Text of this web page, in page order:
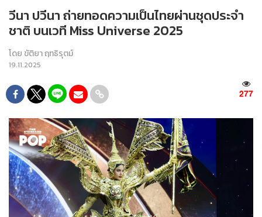
วีนา ปวีนา ถ่ายทอดความเป็นไทยผ่านชุดประจำ
ชาติ บนเวที Miss Universe 2025
โดย ขัติยา ฤทธิรุตม์
19.11.2025
277